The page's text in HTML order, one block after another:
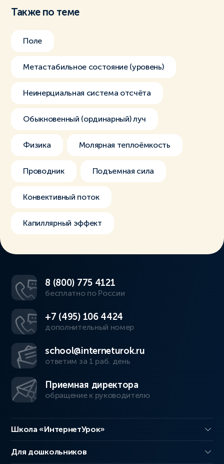
Также по теме
Поле
Метастабильное состояние (уровень)
Неинерциальная система отсчёта
Обыкновенный (ординарный) луч
Физика Молярная теплоёмкость
Проводник Подъемная сила
Конвективный поток
Капиллярный эффект
8 (800) 775 4121
бесплатно по России
+7 (495) 106 4424
дополнительный номер
school@interneturok.ru
ответим за 1 раб. день
Приемная директора
обращение к руководителю
Школа «ИнтернетУрок»
Для дошкольников